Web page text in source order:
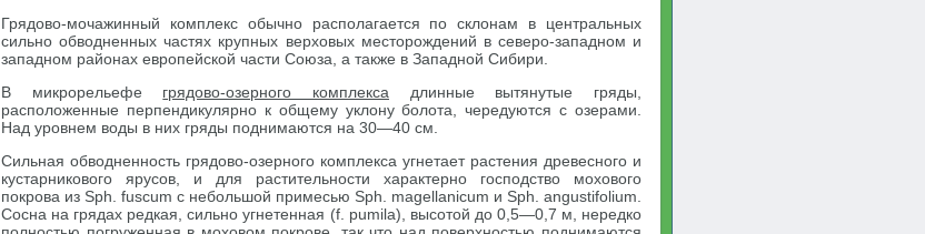
Грядово-мочажинный комплекс обычно располагается по склонам в центральных
сильно обводненных частях крупных верховых месторождений в северо-западном и
западном районах европейской части Союза, а также в Западной Сибири.
В микрорельефе грядово-озерного комплекса длинные вытянутые гряды,
расположенные перпендикулярно к общему уклону болота, чередуются с озерами.
Над уровнем воды в них гряды поднимаются на 30—40 см.
Сильная обводненность грядово-озерного комплекса угнетает растения древесного и
кустарникового ярусов, и для растительности характерно господство мохового
покрова из Sph. fuscum с небольшой примесью Sph. magellanicum и Sph. angustifolium.
Сосна на грядах редкая, сильно угнетенная (f. pumila), высотой до 0,5—0,7 м, нередко